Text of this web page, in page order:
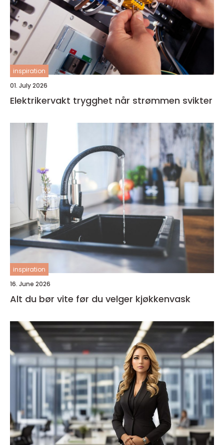
inspiration
01. July 2026
Elektrikervakt trygghet når strømmen svikter
inspiration
16. June 2026
Alt du bør vite før du velger kjøkkenvask